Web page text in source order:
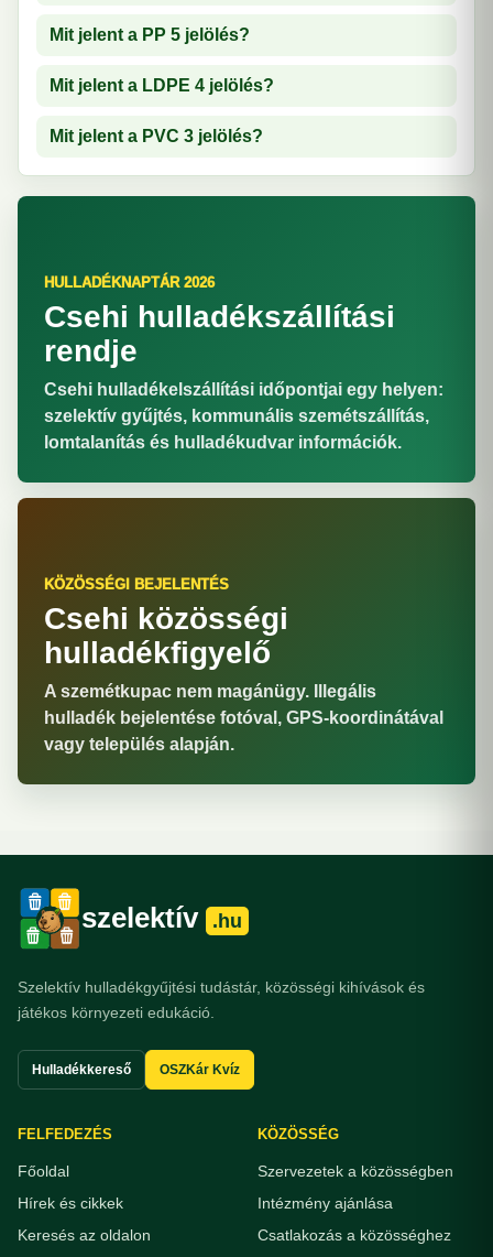
Mit jelent a PP 5 jelölés?
Mit jelent a LDPE 4 jelölés?
Mit jelent a PVC 3 jelölés?
HULLADÉKNAPTÁR 2026
Csehi hulladékszállítási
rendje
Csehi hulladékelszállítási időpontjai egy helyen:
szelektív gyűjtés, kommunális szemétszállítás,
lomtalanítás és hulladékudvar információk.
KÖZÖSSÉGI BEJELENTÉS
Csehi közösségi
hulladékfigyelő
A szemétkupac nem magánügy. Illegális
hulladék bejelentése fotóval, GPS-koordinátával
vagy település alapján.
szelektív .hu
Szelektív hulladékgyűjtési tudástár, közösségi kihívások és
játékos környezeti edukáció.
Hulladékkereső OSZKár Kvíz
FELFEDEZÉS
Főoldal
Hírek és cikkek
Keresés az oldalon
KÖZÖSSÉG
Szervezetek a közösségben
Intézmény ajánlása
Csatlakozás a közösséghez